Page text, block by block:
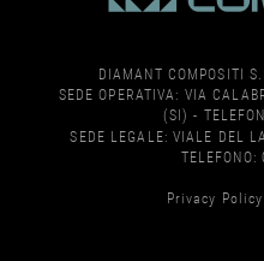
DIAMANT COMPOSITI
SEDE OPERATIVA: VIA
(SI) -
SEDE LEGALE: VIALE DEL
TELEFONO:
Privacy Policy